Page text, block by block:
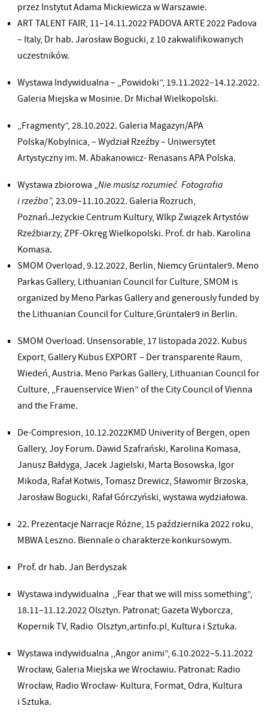
przez Instytut Adama Mickiewicza w Warszawie.
ART TALENT FAIR, 11–14.11.2022 PADOVA ARTE 2022 Padova
– Italy, Dr hab. Jarosław Bogucki, z 10 zakwalifikowanych
uczestników.
Wystawa Indywidualna – „Powidoki”, 19.11.2022–14.12.2022.
Galeria Miejska w Mosinie. Dr Michał Wielkopolski.
„Fragmenty”, 28.10.2022. Galeria Magazyn/APA
Polska/Kobylnica, – Wydział Rzeźby – Uniwersytet
Artystyczny im. M. Abakanowicz- Renasans APA Polska.
Wystawa zbiorowa „Nie musisz rozumieć. Fotografia
i rzeźba”,23.09–11.10.2022. Galeria Rozruch,
Poznań.Jeżyckie Centrum Kultury, Wlkp Związek Artystów
Rzeźbiarzy, ZPF-Okręg Wielkopolski. Prof. dr hab. Karolina
Komasa.
SMOM Overload, 9.12.2022, Berlin, Niemcy Grüntaler9. Meno
Parkas Gallery, Lithuanian Council for Culture, SMOM is
organized by Meno Parkas Gallery and generously funded by
the Lithuanian Council for Culture,Grüntaler9 in Berlin.
SMOM Overload. Unsensorable, 17 listopada 2022. Kubus
Export, Gallery Kubus EXPORT – Der transparente Raum,
Wiedeń, Austria. Meno Parkas Gallery, Lithuanian Council for
Culture, „Frauenservice Wien” of the City Council of Vienna
and the Frame.
De-Compresion, 10.12.2022KMD Univerity of Bergen, open
Gallery, Joy Forum. Dawid Szafrański, Karolina Komasa,
Janusz Bałdyga, Jacek Jagielski, Marta Bosowska, Igor
Mikoda, Rafał Kotwis, Tomasz Drewicz, Sławomir Brzoska,
Jarosław Bogucki, Rafał Górczyński, wystawa wydziałowa.
22. Prezentacje Narracje Różne, 15 października 2022 roku,
MBWA Leszno. Biennale o charakterze konkursowym.
Prof. dr hab. Jan Berdyszak
Wystawa indywidualna ,,Fear that we will miss something”,
18.11–11.12.2022 Olsztyn. Patronat; Gazeta Wyborcza,
Kopernik TV, Radio Olsztyn,artinfo.pl, Kultura i Sztuka.
Wystawa indywidualna ,,Angor animi”, 6.10.2022–5.11.2022
Wrocław, Galeria Miejska we Wrocławiu. Patronat: Radio
Wrocław, Radio Wrocław- Kultura, Format, Odra, Kultura
i Sztuka.